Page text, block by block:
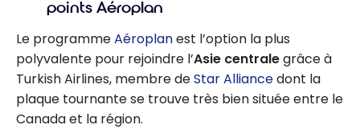
points Aéroplan
Le programmeAéroplanest l’option la plus
polyvalente pour rejoindre l’Asie centralegrâce à
Turkish Airlines, membre deStar Alliancedont la
plaque tournante se trouve très bien située entre le
Canada et la région.